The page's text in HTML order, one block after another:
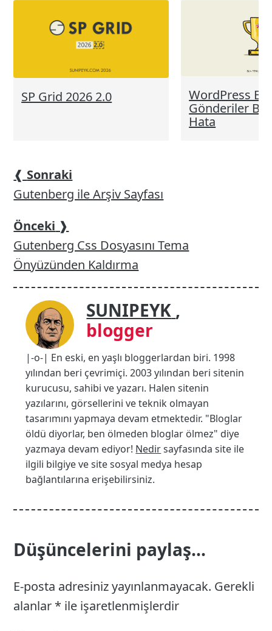
SP Grid 2026 2.0
WordPress En
Gönderiler
Hata
❰ Sonraki
Gutenberg ile Arşiv Sayfası
Önceki ❱
Gutenberg Css Dosyasını Tema
Önyüzünden Kaldırma
SUNIPEYK ,
blogger
|-o-| En eski, en yaşlı bloggerlardan biri. 1998
yılından beri çevrimiçi. 2003 yılından beri sitenin
kurucusu, sahibi ve yazarı. Halen sitenin
yazılarını, görsellerini ve teknik olmayan
tasarımını yapmaya devam etmektedir. "Bloglar
öldü diyorlar, ben ölmeden bloglar ölmez" diye
yazmaya devam ediyor! Nedirsayfasında site ile
ilgili bilgiye ve site sosyal medya hesap
bağlantılarına erişebilirsiniz.
Düşüncelerini paylaş...
E-posta adresiniz yayınlanmayacak. Gerekli
alanlar * ile işaretlenmişlerdir